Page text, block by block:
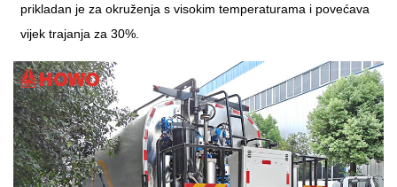
prikladan je za okruženja s visokim temperaturama i povećava
vijek trajanja za 30%.